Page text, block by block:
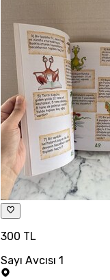
300 TL
Sayı Avcısı 1